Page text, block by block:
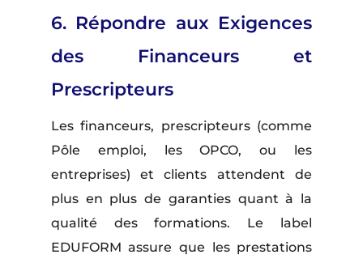
6. Répondre aux Exigences
des Financeurs et
Prescripteurs
Les financeurs, prescripteurs (comme
Pôle emploi, les OPCO, ou les
entreprises) et clients attendent de
plus en plus de garanties quant à la
qualité des formations. Le label
EDUFORM assure que les prestations